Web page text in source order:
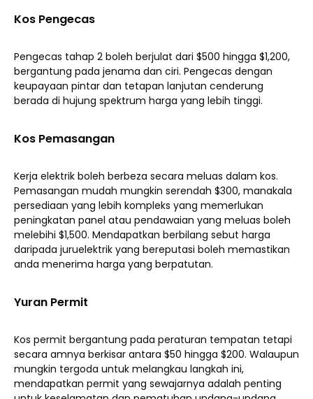
Kos Pengecas
Pengecas tahap 2 boleh berjulat dari $500 hingga $1,200,
bergantung pada jenama dan ciri. Pengecas dengan
keupayaan pintar dan tetapan lanjutan cenderung
berada di hujung spektrum harga yang lebih tinggi.
Kos Pemasangan
Kerja elektrik boleh berbeza secara meluas dalam kos.
Pemasangan mudah mungkin serendah $300, manakala
persediaan yang lebih kompleks yang memerlukan
peningkatan panel atau pendawaian yang meluas boleh
melebihi $1,500. Mendapatkan berbilang sebut harga
daripada juruelektrik yang bereputasi boleh memastikan
anda menerima harga yang berpatutan.
Yuran Permit
Kos permit bergantung pada peraturan tempatan tetapi
secara amnya berkisar antara $50 hingga $200. Walaupun
mungkin tergoda untuk melangkau langkah ini,
mendapatkan permit yang sewajarnya adalah penting